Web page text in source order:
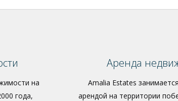
на
года,
Аренда
Amalia Estates
арендой на территории